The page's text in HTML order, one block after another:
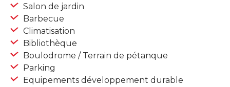
Salon de jardin
Barbecue
Climatisation
Bibliothèque
Boulodrome / Terrain de pétanque
Parking
Equipements développement durable